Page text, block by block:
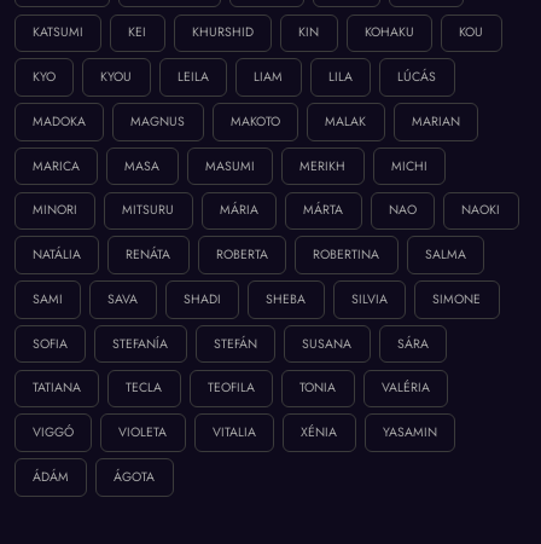
KATSUMI KEI KHURSHID KIN KOHAKU KOU
KYO KYOU LEILA LIAM LILA LÚCÁS
MADOKA MAGNUS MAKOTO MALAK MARIAN
MARICA MASA MASUMI MERIKH MICHI
MINORI MITSURU MÁRIA MÁRTA NAO NAOKI
NATÁLIA RENÁTA ROBERTA ROBERTINA SALMA
SAMI SAVA SHADI SHEBA SILVIA SIMONE
SOFIA STEFANÍA STEFÁN SUSANA SÁRA
TATIANA TECLA TEOFILA TONIA VALÉRIA
VIGGÓ VIOLETA VITALIA XÉNIA YASAMIN
ÁDÁM ÁGOTA